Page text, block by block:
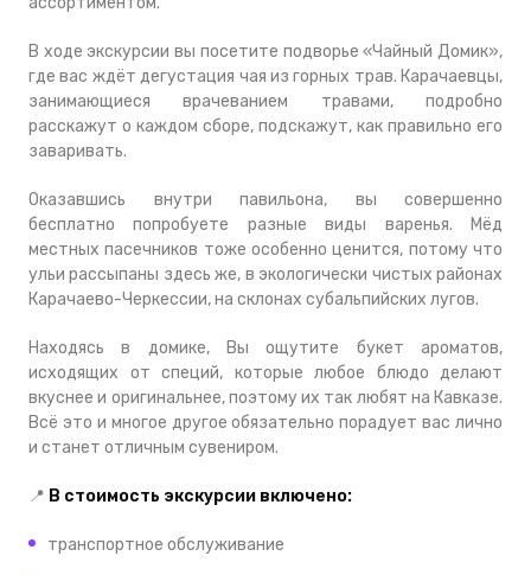
В ходе экскурсии вы посетите подворье «Чайный Домик»,
где вас ждёт дегустация чая из горных трав. Карачаевцы,
занимающиеся врачеванием травами, подробно
расскажут о каждом сборе, подскажут, как правильно его
заваривать.
Оказавшись внутри павильона, вы совершенно
бесплатно попробуете разные виды варенья. Мёд
местных пасечников тоже особенно ценится, потому что
ульи рассыпаны здесь же, в экологически чистых районах
Карачаево-Черкессии, на склонах субальпийских лугов.
Находясь в домике, Вы ощутите букет ароматов,
исходящих от специй, которые любое блюдо делают
вкуснее и оригинальнее, поэтому их так любят на Кавказе.
Всё это и многое другое обязательно порадует вас лично
и станет отличным сувениром.
📍 В стоимость экскурсии включено:
транспортное обслуживание